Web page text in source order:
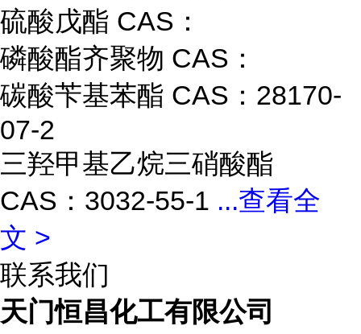
硫酸戊酯 CAS：
磷酸酯齐聚物 CAS：
碳酸苄基苯酯 CAS：28170-
07-2
三羟甲基乙烷三硝酸酯
CAS：3032-55-1 ...查看全
文 >
联系我们
天门恒昌化工有限公司